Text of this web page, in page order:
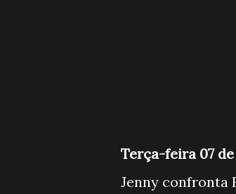
Terça-feira 07
Jenny confronta